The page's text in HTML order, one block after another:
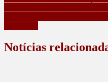
Notícias